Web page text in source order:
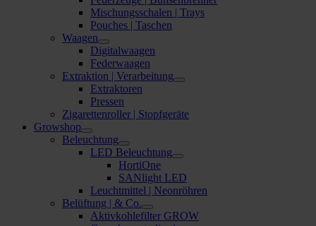
Mischungsschalen | Trays
Pouches | Taschen
Waagen
Digitalwaagen
Federwaagen
Extraktion | Verarbeitung
Extraktoren
Pressen
Zigarettenroller | Stopfgeräte
Growshop
Beleuchtung
LED Beleuchtung
HortiOne
SANlight LED
Leuchtmittel | Neonröhren
Belüftung | & Co.
Aktivkohlefilter GROW